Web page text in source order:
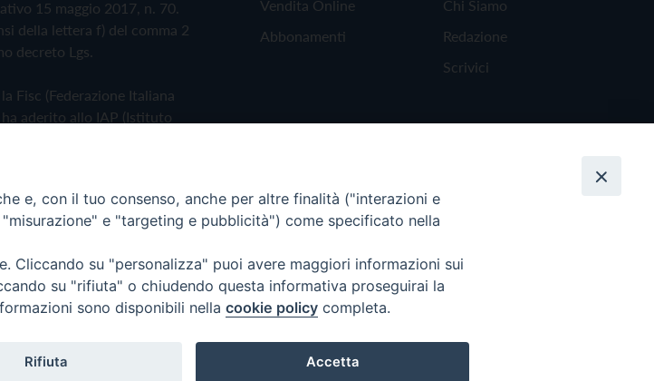
15 maggio 2017, n. 70.
della lettera f) del comma 2
decreto Lgs.
Fisc (Federazione Italiana
aderito allo IAP (Istituto
Policy
Vendita Online
Abbonamenti
Chi Siamo
Redazione
Scrivici
e, con il tuo consenso, anche per altre finalità ("interazioni e
e "targeting e pubblicità") come specificato nella
Cliccando su "personalizza" puoi avere maggiori informazioni sui
su "rifiuta" o chiudendo questa informativa proseguirai la
sono disponibili nella cookie policy completa.
Rifiuta Accetta